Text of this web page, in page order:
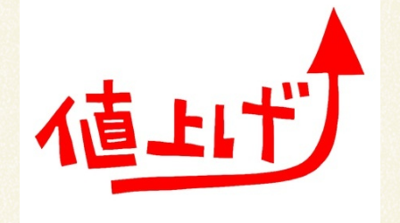
来場予約 お問い合わせ 資料請求